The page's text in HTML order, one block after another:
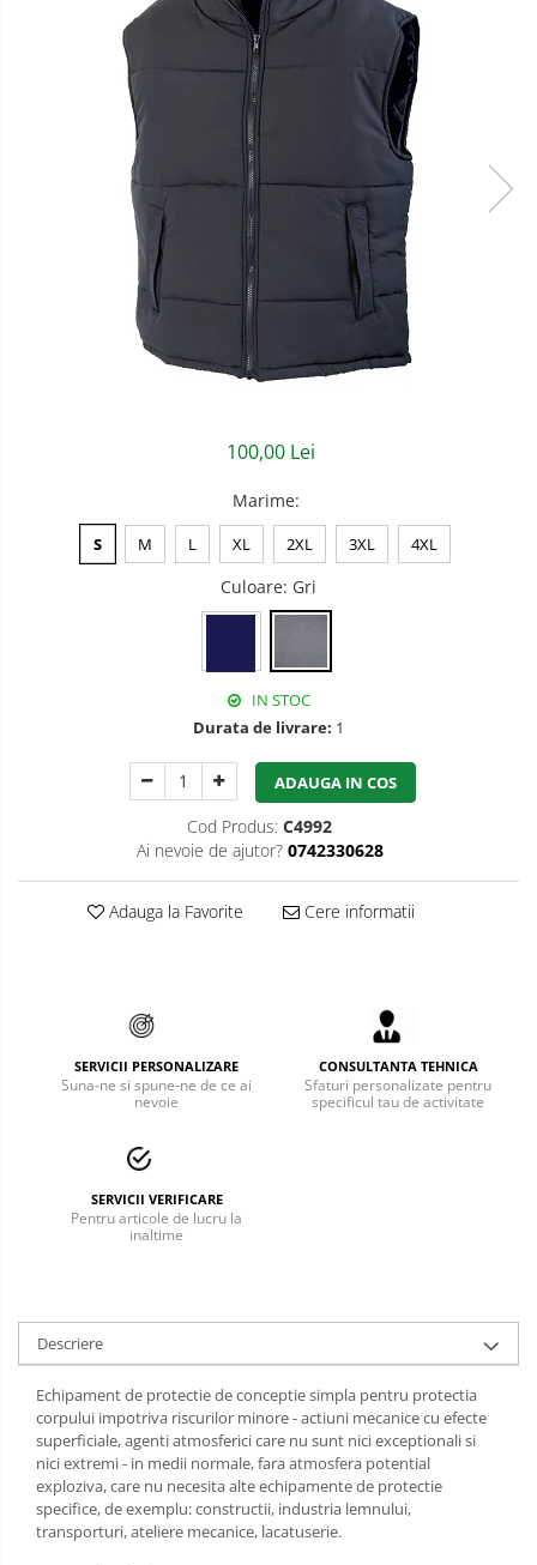
Jachete/Bluze Salopeta
Pantaloni cu pieptar
Pantaloni de lucru
Pantaloni scurti
Pelerine de ploaie
Protectie termica
Reflectorizante
Accesorii alpinism utilitar
Puncte de ancorare
Sisteme de acces in canale
Cizme de protectie
Incaltaminte alba de protectie
Incaltaminte ESD
Pantofi fara protectie
Protectie chimica
Manecute
Manusi fibre speciale
Manusi fibre speciale impregnate
Manusi latex
Manusi neopren
Semnalizare rutiera
100,00 Lei
Marime:
S M L XL 2XL 3XL 4XL
Culoare: Gri
IN STOC
Durata de livrare: 1
ADAUGA IN COS
Cod Produs: C4992
Ai nevoie de ajutor? 0742330628
Adauga la Favorite Cere informatii
SERVICII PERSONALIZARE
Suna-ne si spune-ne de ce ai
nevoie
CONSULTANTA TEHNICA
Sfaturi personalizate pentru
specificul tau de activitate
SERVICII VERIFICARE
Pentru articole de lucru la
inaltime
Descriere
Echipament de protectie de conceptie simpla pentru protectia
corpului impotriva riscurilor minore - actiuni mecanice cu efecte
superficiale, agenti atmosferici care nu sunt nici exceptionali si
nici extremi - in medii normale, fara atmosfera potential
exploziva, care nu necesita alte echipamente de protectie
specifice, de exemplu: constructii, industria lemnului,
transporturi, ateliere mecanice, lacatuserie.